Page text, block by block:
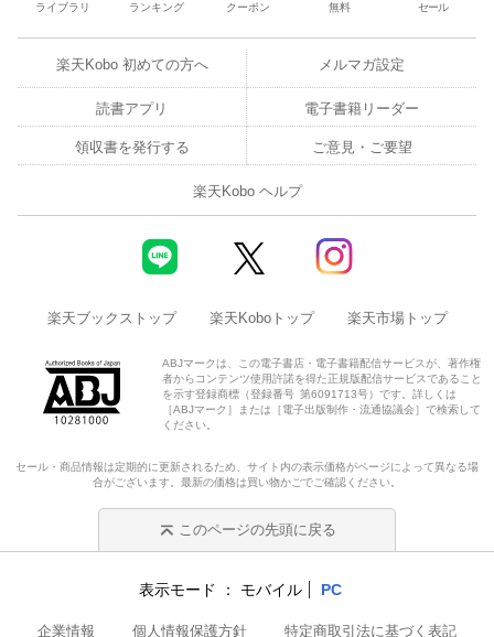
ライブラリ ランキング クーポン 無料 セール
楽天Kobo 初めての方へ メルマガ設定
読書アプリ 電子書籍リーダー
領収書を発行する ご意見・ご要望
楽天Kobo ヘルプ
楽天ブックストップ 楽天Koboトップ 楽天市場トップ
ABJマークは、この電子書店・電子書籍配信サービスが、著作権
者からコンテンツ使用許諾を得た正規版配信サービスであること
を示す登録商標（登録番号 第6091713号）です。詳しくは
［ABJマーク］または［電子出版制作・流通協議会］で検索して
ください。
セール・商品情報は定期的に更新されるため、サイト内の表示価格がページによって異なる場
合がございます。最新の価格は買い物かごでご確認ください。
このページの先頭に戻る
表示モード モバイル PC
企業情報 個人情報保護方針 特定商取引法に基づく表記